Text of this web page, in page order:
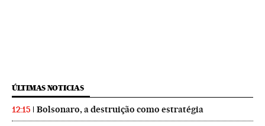
ÚLTIMAS NOTICIAS
12:15 Bolsonaro, a destruição como estratégia